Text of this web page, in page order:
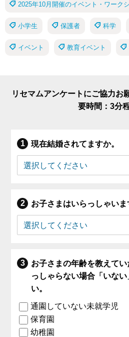
2025年10月開催のイベント・ワーク
小学生 保護者 科学
イベント 教育イベント
リセマムアンケートにご協力お
要時間：3分程
現在結婚されてますか。
お子さまはいらっしゃいま
お子さまの年齢を教えて
っしゃらない場合「いな
い。
通園していない未就学児
保育園
幼稚園